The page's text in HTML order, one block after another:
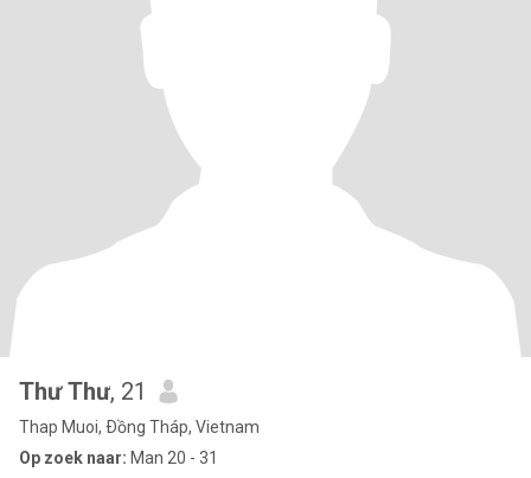
Thư Thư, 21
Thap Muoi, Ðồng Tháp, Vietnam
Op zoek naar: Man 20 - 31